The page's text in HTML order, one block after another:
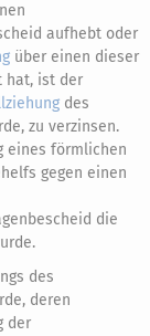
aufhebt oder
über einen dieser
hat, ist der
des
zu verzinsen.
eines förmlichen
gegen einen
die
des
deren
der